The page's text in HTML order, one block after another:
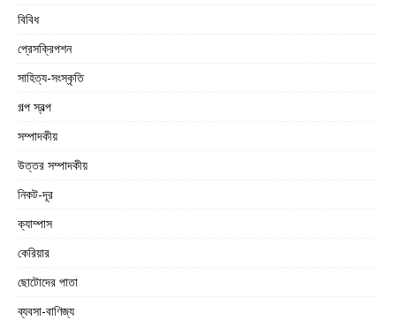
বিবিধ
প্রেসক্রিপশন
সাহিত্য-সংস্কৃতি
গল্প স্বল্প
সম্পাদকীয়
উত্তর সম্পাদকীয়
নিকট-দূর
ক্যাম্পাস
কেরিয়ার
ছোটোদের পাতা
ব্যবসা-বাণিজ্য